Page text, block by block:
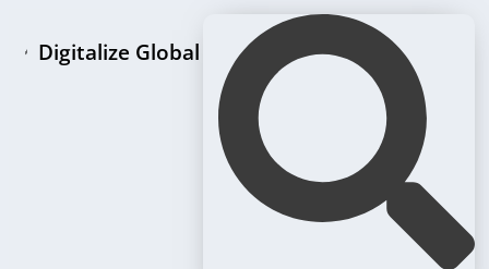
Digitalize Global